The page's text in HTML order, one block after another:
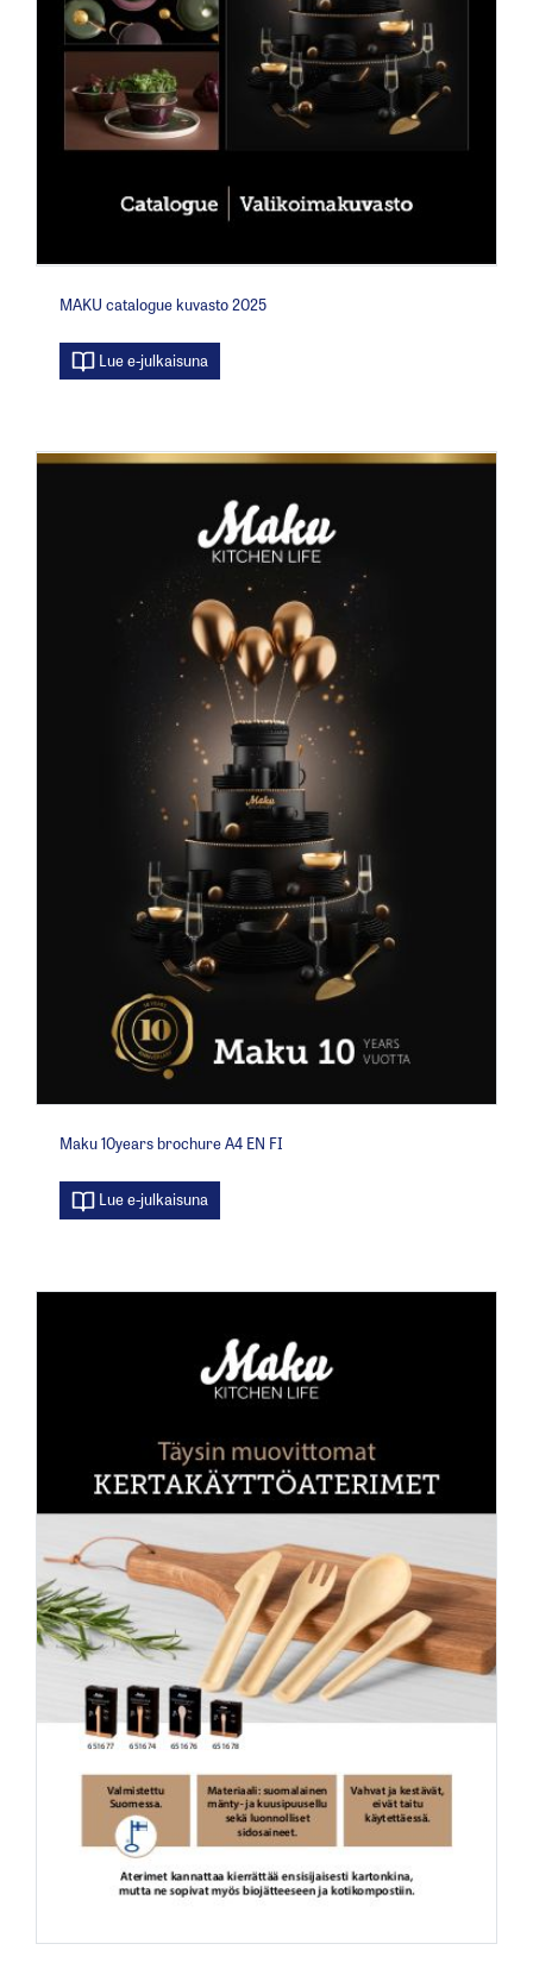
MAKU catalogue kuvasto 2025
Lue e-julkaisuna
Maku 10years brochure A4 EN FI
Lue e-julkaisuna